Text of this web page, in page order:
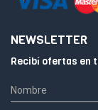
NEWSLETTER
Recibí ofertas en